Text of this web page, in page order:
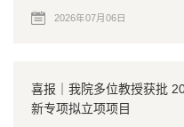
2026年07月06日
喜报｜我院多位教授获批
新专项拟立项项目